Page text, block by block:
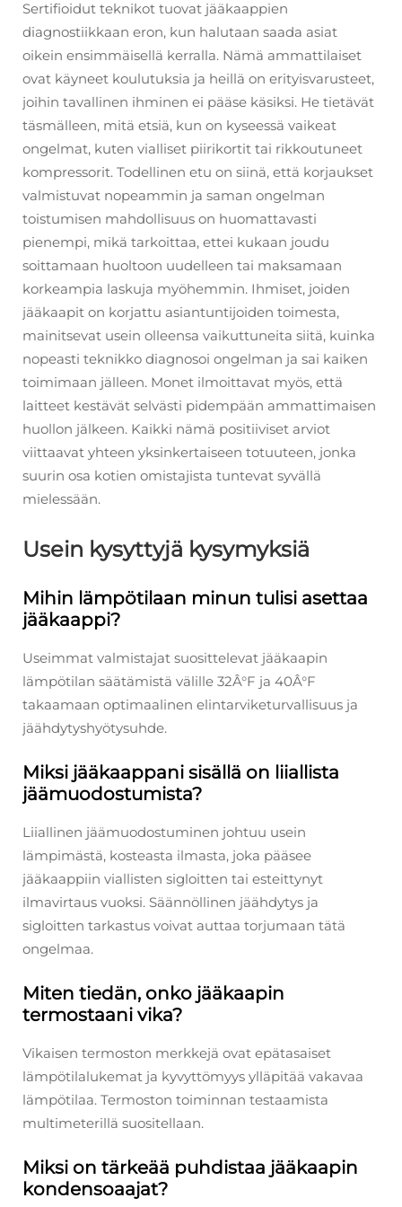
Sertifioidut teknikot tuovat jääkaappien
diagnostiikkaan eron, kun halutaan saada asiat
oikein ensimmäisellä kerralla. Nämä ammattilaiset
ovat käyneet koulutuksia ja heillä on erityisvarusteet,
joihin tavallinen ihminen ei pääse käsiksi. He tietävät
täsmälleen, mitä etsiä, kun on kyseessä vaikeat
ongelmat, kuten vialliset piirikortit tai rikkoutuneet
kompressorit. Todellinen etu on siinä, että korjaukset
valmistuvat nopeammin ja saman ongelman
toistumisen mahdollisuus on huomattavasti
pienempi, mikä tarkoittaa, ettei kukaan joudu
soittamaan huoltoon uudelleen tai maksamaan
korkeampia laskuja myöhemmin. Ihmiset, joiden
jääkaapit on korjattu asiantuntijoiden toimesta,
mainitsevat usein olleensa vaikuttuneita siitä, kuinka
nopeasti teknikko diagnosoi ongelman ja sai kaiken
toimimaan jälleen. Monet ilmoittavat myös, että
laitteet kestävät selvästi pidempään ammattimaisen
huollon jälkeen. Kaikki nämä positiiviset arviot
viittaavat yhteen yksinkertaiseen totuuteen, jonka
suurin osa kotien omistajista tuntevat syvällä
mielessään.
Usein kysyttyjä kysymyksiä
Mihin lämpötilaan minun tulisi asettaa
jääkaappi?
Useimmat valmistajat suosittelevat jääkaapin
lämpötilan säätämistä välille 32Â°F ja 40Â°F
takaamaan optimaalinen elintarviketurvallisuus ja
jäähdytyshyötysuhde.
Miksi jääkaappani sisällä on liiallista
jäämuodostumista?
Liiallinen jäämuodostuminen johtuu usein
lämpimästä, kosteasta ilmasta, joka pääsee
jääkaappiin viallisten sigloitten tai esteittynyt
ilmavirtaus vuoksi. Säännöllinen jäähdytys ja
sigloitten tarkastus voivat auttaa torjumaan tätä
ongelmaa.
Miten tiedän, onko jääkaapin
termostaani vika?
Vikaisen termoston merkkejä ovat epätasaiset
lämpötilalukemat ja kyvyttömyys ylläpitää vakavaa
lämpötilaa. Termoston toiminnan testaamista
multimeterillä suositellaan.
Miksi on tärkeää puhdistaa jääkaapin
kondensoaajat?